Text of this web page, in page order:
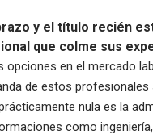
y el título recién
que colme sus
opciones en el mercado
de estos
nula es la
como